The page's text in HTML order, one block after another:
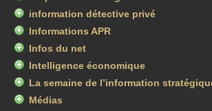
information détective privé
Informations APR
Infos du net
Intelligence économique
La semaine de l’information
Médias